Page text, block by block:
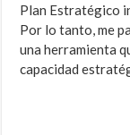
Plan Estratégico
Por lo tanto, me
una herramienta
capacidad